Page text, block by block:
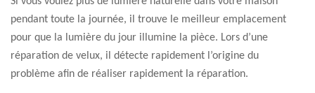
pendant toute la journée, il trouve le meilleur emplacement
pour que la lumière du jour illumine la pièce. Lors d’une
réparation de velux, il détecte rapidement l’origine du
problème afin de réaliser rapidement la réparation.